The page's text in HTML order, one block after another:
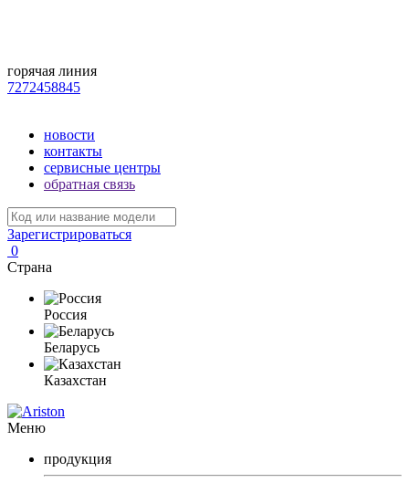
горячая линия
7272458845
новости
контакты
сервисные центры
обратная связь
Зарегистрироваться
0
Страна
Россия
Беларусь
Казахстан
Меню
продукция